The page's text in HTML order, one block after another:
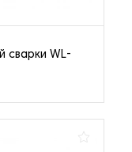
сварки WL-